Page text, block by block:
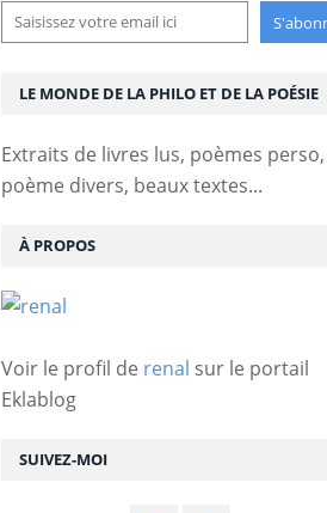
SUIVEZ-MOI
LE MONDE DE LA PHILO ET DE LA POÉSIE
Extraits de livres lus, poèmes perso,
poème divers, beaux textes...
À PROPOS
Voir le profil de renal sur le portail
Eklablog